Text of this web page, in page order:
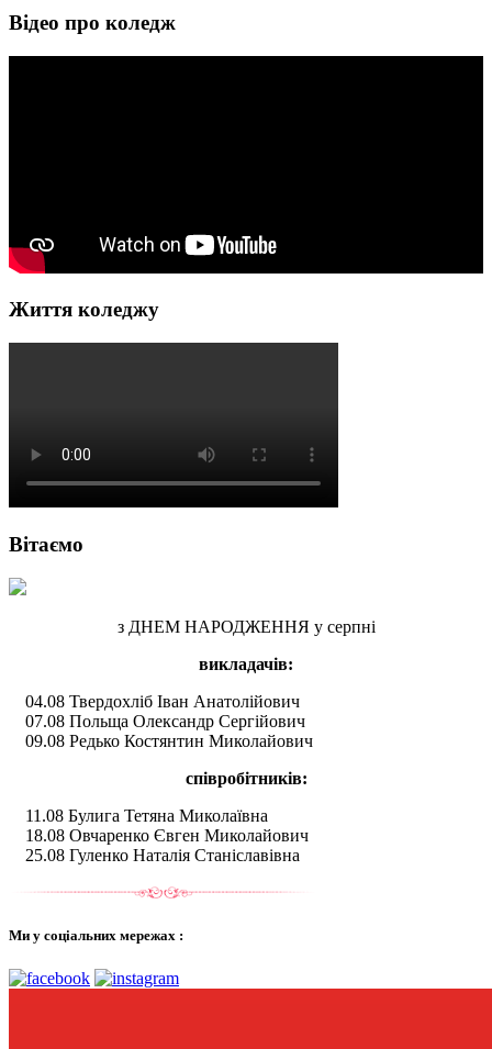
Відео про коледж
Життя коледжу
Вітаємо
з ДНЕМ НАРОДЖЕННЯ у серпні
викладачів:
04.08 Твердохліб Іван Анатолійович
07.08 Польща Олександр Сергійович
09.08 Редько Костянтин Миколайович
співробітників:
11.08 Булига Тетяна Миколаївна
18.08 Овчаренко Євген Миколайович
25.08 Гуленко Наталія Станіславівна
Ми у соціальних мережах :